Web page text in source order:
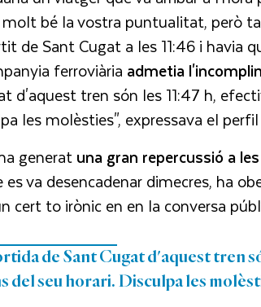
bé la vostra puntualitat, però
de Sant Cugat a les 11:46 i havia
ferroviària admetia
d'aquest tren són les 11:47 h,
les molèsties", expressava el
generatuna gran repercussió a
es va desencadenar dimecres, ha
cert to irònic en en la conversa
de Sant Cugat d'aquest tren
del seu horari. Disculpa les